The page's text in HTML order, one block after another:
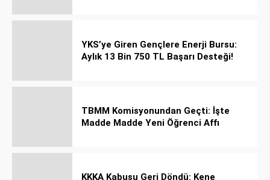
YKS’ye Giren Gençlere Enerji Bursu:
Aylık 13 Bin 750 TL Başarı Desteği!
TBMM Komisyonundan Geçti: İşte
Madde Madde Yeni Öğrenci Affı
KKKA Kabusu Geri Döndü: Kene